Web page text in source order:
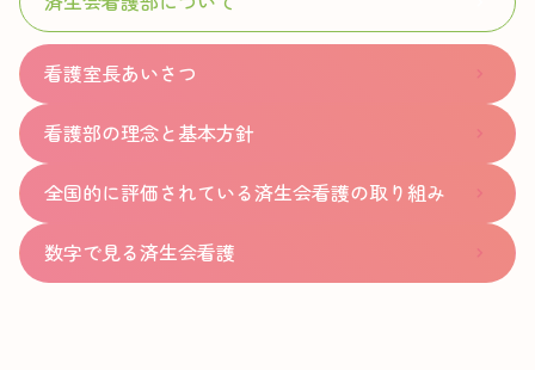
看護室長あいさつ
看護部の理念と基本方針
全国的に評価されている済生会看護の取り組み
数字で見る済生会看護